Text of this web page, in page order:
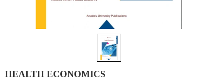
HEALTH ECONOMICS